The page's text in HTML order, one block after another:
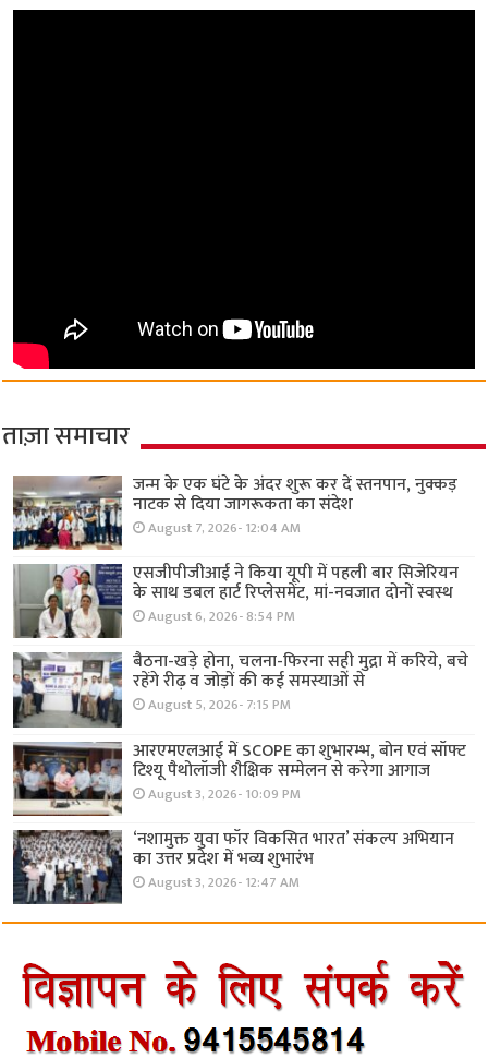
ताज़ा समाचार
जन्म के एक घंटे के अंदर शुरू कर दें स्तनपान, नुक्कड़
नाटक से दिया जागरूकता का संदेश
August 7, 2026- 12:04 AM
एसजीपीजीआई ने किया यूपी में पहली बार सिजेरियन
के साथ डबल हार्ट रिप्लेसमेंट, मां-नवजात दोनों स्वस्थ
August 6, 2026- 8:54 PM
बैठना-खड़े होना, चलना-फिरना सही मुद्रा में करिये, बचे
रहेंगे रीढ़ व जोड़ों की कई समस्याओं से
August 5, 2026- 7:15 PM
आरएमएलआई में SCOPE का शुभारम्भ, बोन एवं सॉफ्ट
टिश्यू पैथोलॉजी शैक्षिक सम्मेलन से करेगा आगाज
August 3, 2026- 10:09 PM
‘नशामुक्त युवा फॉर विकसित भारत’ संकल्प अभियान
का उत्तर प्रदेश में भव्य शुभारंभ
August 3, 2026- 12:47 AM